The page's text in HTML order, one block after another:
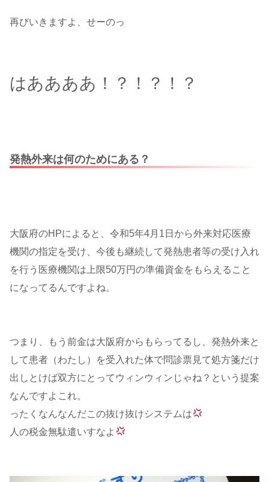
再びいきますよ、せーのっ
はああああ！？！？！？
発熱外来は何のためにある？
大阪府のHPによると、令和5年4月1日から外来対応医療
機関の指定を受け、今後も継続して発熱患者等の受け入れ
を行う医療機関は上限50万円の準備資金をもらえること
になってるんですよね。
つまり、もう前金は大阪府からもらってるし、発熱外来と
して患者（わたし）を受入れた体で問診票見て処方箋だけ
出しとけば双方にとってウィンウィンじゃね？という提案
なんですよこれ。
ったくなんなんだこの抜け抜けシステムは
人の税金無駄遣いすなよ